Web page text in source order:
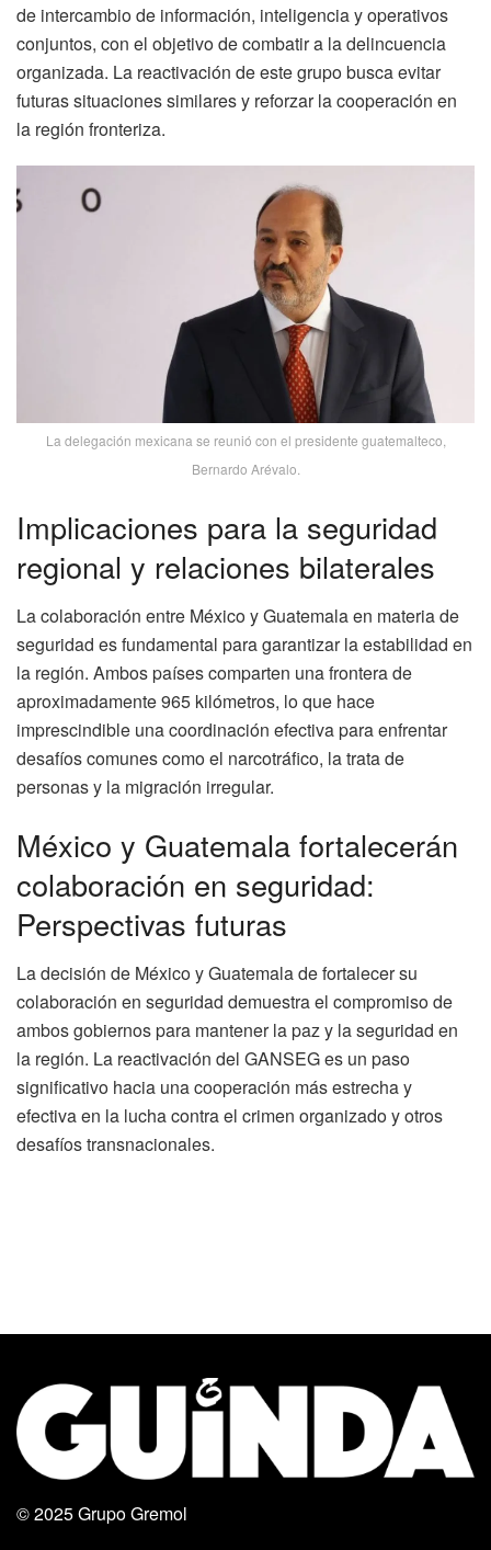
de intercambio de información, inteligencia y operativos
conjuntos, con el objetivo de combatir a la delincuencia
organizada. La reactivación de este grupo busca evitar
futuras situaciones similares y reforzar la cooperación en
la región fronteriza.
La delegación mexicana se reunió con el presidente guatemalteco,
Bernardo Arévalo.
Implicaciones para la seguridad
regional y relaciones bilaterales
La colaboración entre México y Guatemala en materia de
seguridad es fundamental para garantizar la estabilidad en
la región. Ambos países comparten una frontera de
aproximadamente 965 kilómetros, lo que hace
imprescindible una coordinación efectiva para enfrentar
desafíos comunes como el narcotráfico, la trata de
personas y la migración irregular.
México y Guatemala fortalecerán
colaboración en seguridad:
Perspectivas futuras
La decisión de México y Guatemala de fortalecer su
colaboración en seguridad demuestra el compromiso de
ambos gobiernos para mantener la paz y la seguridad en
la región. La reactivación del GANSEG es un paso
significativo hacia una cooperación más estrecha y
efectiva en la lucha contra el crimen organizado y otros
desafíos transnacionales.
© 2025Grupo Gremol